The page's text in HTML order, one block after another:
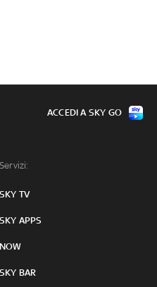
Servizi:
SKY TV
SKY APPS
NOW
SKY BAR
ACCEDI A SKY GO